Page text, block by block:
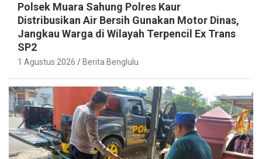
Polsek Muara Sahung Polres Kaur
Distribusikan Air Bersih Gunakan Motor Dinas,
Jangkau Warga di Wilayah Terpencil Ex Trans
SP2
1 Agustus 2026 Berita Benglulu